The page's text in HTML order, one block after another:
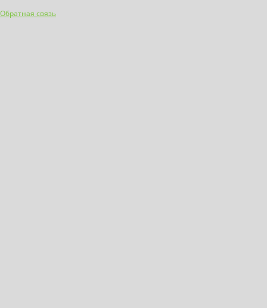
Обратная связь